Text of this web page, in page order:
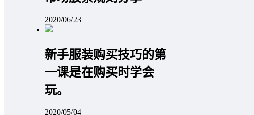
2020/06/23
新手服装购买技巧的第
一课是在购买时学会
玩。
2020/05/04